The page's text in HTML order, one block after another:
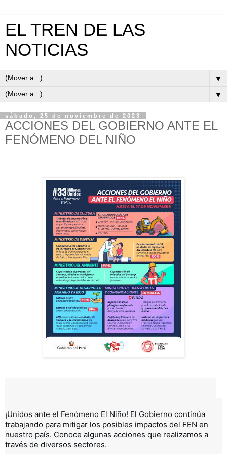
EL TREN DE LAS
NOTICIAS
▼
▼
sábado, 25 de noviembre de 2023
ACCIONES DEL GOBIERNO ANTE EL
FENÓMENO DEL NIÑO
¡Unidos ante el Fenómeno El Niño! El Gobierno continúa
trabajando para mitigar los posibles impactos del FEN en
nuestro país. Conoce algunas acciones que realizamos a
través de diversos sectores.